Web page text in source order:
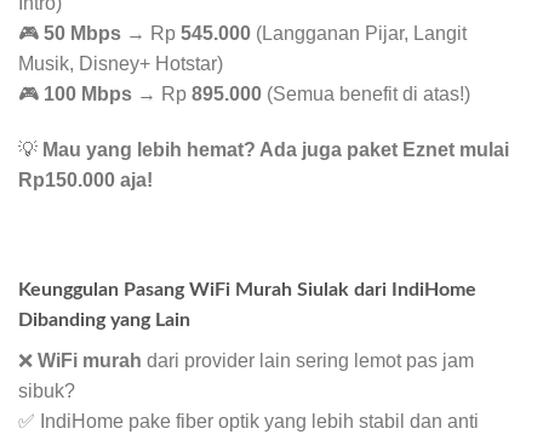
🎮 50 Mbps → Rp 545.000 (Langganan Pijar, Langit
Musik, Disney+ Hotstar)
🎮 100 Mbps → Rp 895.000 (Semua benefit di atas!)
💡 Mau yang lebih hemat? Ada juga paket Eznet mulai
Rp150.000 aja!
Keunggulan Pasang WiFi Murah Siulak dari IndiHome
Dibanding yang Lain
❌ WiFi murah dari provider lain sering lemot pas jam
sibuk?
✅ IndiHome pake fiber optik yang lebih stabil dan anti